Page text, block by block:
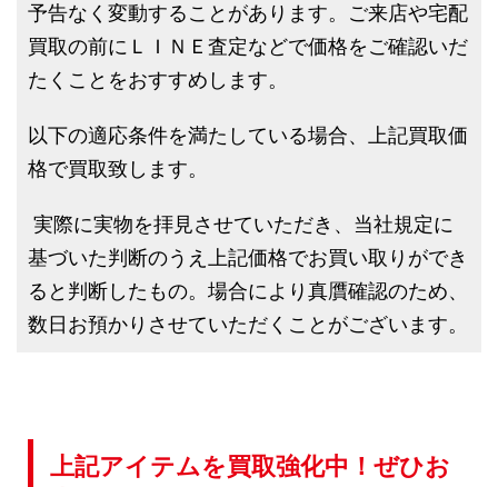
予告なく変動することがあります。ご来店や宅配
買取の前にＬＩＮＥ査定などで価格をご確認いだ
たくことをおすすめします。
以下の適応条件を満たしている場合、上記買取価
格で買取致します。
実際に実物を拝見させていただき、当社規定に
基づいた判断のうえ上記価格でお買い取りができ
ると判断したもの。場合により真贋確認のため、
数日お預かりさせていただくことがございます。
上記アイテムを買取強化中！ぜひお